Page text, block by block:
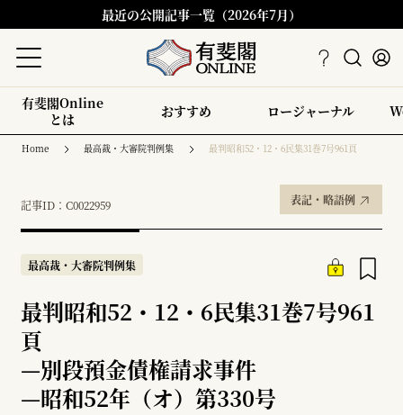
最近の公開記事一覧（2026年7月）
有斐閣Online
とは
おすすめ ロージャーナル
Home 最高裁・大審院判例集 最判昭和52・12・6民集31巻7号961頁
記事ID：C0022959 表記・略語例
最高裁・大審院判例集
最判昭和52・12・6民集31巻7号961
頁
—別段預金債権請求事件
—昭和52年（オ）第330号